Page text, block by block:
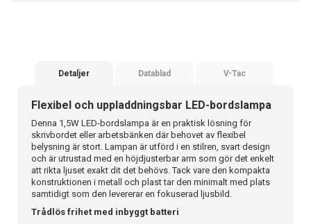
Detaljer Datablad V-Tac
Flexibel och uppladdningsbar LED-bordslampa
Denna 1,5W LED-bordslampa är en praktisk lösning för
skrivbordet eller arbetsbänken där behovet av flexibel
belysning är stort. Lampan är utförd i en stilren, svart design
och är utrustad med en höjdjusterbar arm som gör det enkelt
att rikta ljuset exakt dit det behövs. Tack vare den kompakta
konstruktionen i metall och plast tar den minimalt med plats
samtidigt som den levererar en fokuserad ljusbild.
Trådlös frihet med inbyggt batteri